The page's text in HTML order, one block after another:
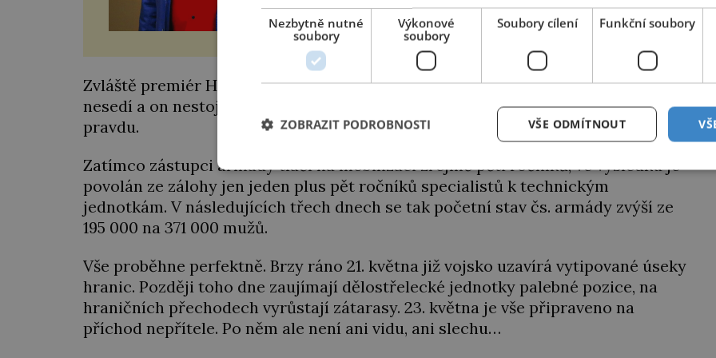
Zajímavé články najdete také na
Zvláště premiér Hodža kvůli tomu při jednání nabádá k opatrnosti, něco tu
nesedí a on nestojí o okázalou demonstraci síly. Prezident Beneš mu dává za
pravdu.
Zatímco zástupci armády tlačí na mobilizaci zřejmě pěti ročníků, ve výsledku je
povolán ze zálohy jen jeden plus pět ročníků specialistů k technickým
jednotkám. V následujících třech dnech se tak početní stav čs. armády zvýší ze
195 000 na 371 000 mužů.
Vše proběhne perfektně. Brzy ráno 21. května již vojsko uzavírá vytipované úseky
hranic. Později toho dne zaujímají dělostřelecké jednotky palebné pozice, na
hraničních přechodech vyrůstají zátarasy. 23. května je vše připraveno na
příchod nepřítele. Po něm ale není ani vidu, ani slechu…
Nezbytně nutné
soubory
Výkonové
soubory
Soubory cílení Funkční soubory
VŠE ODMÍTNOUT
ZOBRAZIT PODROBNOSTI